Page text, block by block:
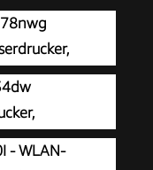
Wi-Fi,
Scanner,
29 S/Min
- WLAN-